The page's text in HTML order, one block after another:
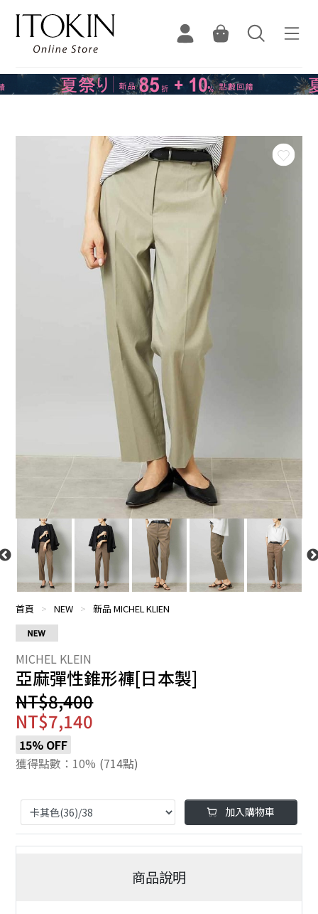
首頁 > NEW > 新品 MICHEL KLIEN
亞麻彈性錐形褲[日本製]
NT$8,400
NT$7,140
15% OFF
獲得點數：10% (714點)
加入購物車
商品說明